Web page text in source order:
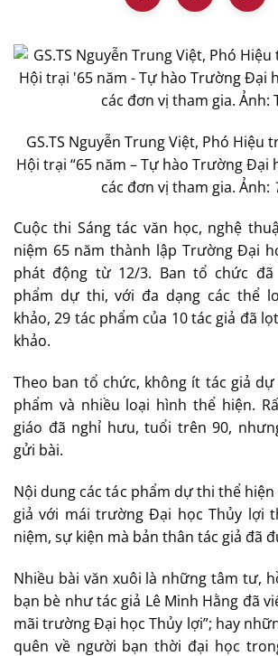
GS.TS Nguyễn Trung Việt, Phó Hiệu
Hội trại “65 năm – Tự hào Trường Đại
các đơn vị tham gia. Ảnh:
Cuộc thi Sáng tác văn học, nghệ
niệm 65 năm thành lập Trường Đại
phát động từ 12/3. Ban tổ chức
phẩm dự thi, với đa dạng các thể
khảo, 29 tác phẩm của 10 tác giả đã
khảo.
Theo ban tổ chức, không ít tác giả
phẩm và nhiều loại hình thể hiện.
giáo đã nghỉ hưu, tuổi trên 90,
gửi bài.
Nội dung các tác phẩm dự thi thể
giả với mái trường Đại học Thủy lợi
niệm, sự kiện mà bản thân tác giả đã
Nhiều bài văn xuôi là những tâm tư,
bạn bè như tác giả Lê Minh Hằng đã
mãi trường Đại học Thủy lợi”; hay
quên về người bạn thời đại học